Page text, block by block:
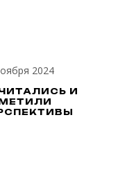
2024
И